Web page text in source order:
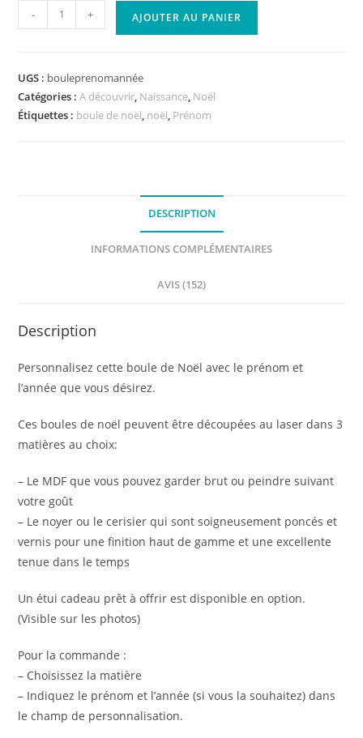
quantité
de
noël
personnalisée
- + AJOUTER AU PANIER
UGS : bouleprenomannée
Catégories :A découvrir, Naissance, Noël
Étiquettes : boule de noël, noël, Prénom
DESCRIPTION
INFORMATIONS COMPLÉMENTAIRES
AVIS (152)
Description
Personnalisez cette boule de Noël avec le prénom et
l’année que vous désirez.
Ces boules de noël peuvent être découpées au laser dans 3
matières au choix:
– Le MDF que vous pouvez garder brut ou peindre suivant
votre goût
– Le noyer ou le cerisier qui sont soigneusement poncés et
vernis pour une finition haut de gamme et une excellente
tenue dans le temps
Un étui cadeau prêt à offrir est disponible en option.
(Visible sur les photos)
Pour la commande :
– Choisissez la matière
– Indiquez le prénom et l’année (si vous la souhaitez) dans
le champ de personnalisation.